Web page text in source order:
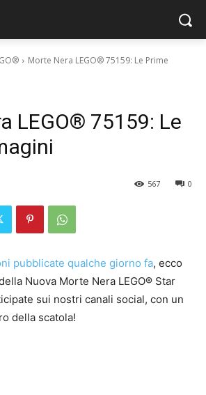
Morte Nera LEGO® 75159: Le Prime
LEGO® 75159: Le
0
567
pubblicate qualche giorno fa, ecco
Nuova Morte Nera LEGO® Star
sui nostri canali social, con un
della scatola!